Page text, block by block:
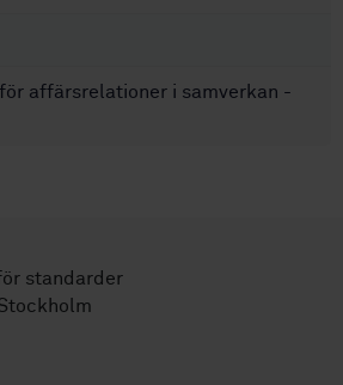
affärsrelationer i samverkan -
standarder